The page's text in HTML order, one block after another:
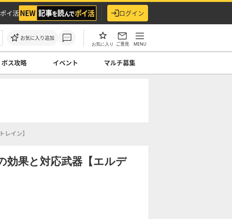
ポイ活 ログイン
お気に入り追加
お気に入り ご意見 MENU
ボス攻略 イベント マルチ募集
イン】
効果と対応武器【エルデ